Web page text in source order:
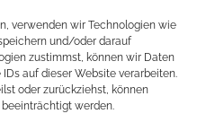
verwenden wir Technologien wie
und/oder darauf
zustimmst, können wir Daten
auf dieser Website verarbeiten.
oder zurückziehst, können
werden.